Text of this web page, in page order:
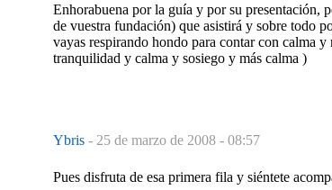
Enhorabuena por la guía y por su presentación,
de vuestra fundación) que asistirá y sobre todo
vayas respirando hondo para contar con calma
tranquilidad y calma y sosiego y más calma )
Ybris - 25 de marzo de 2008 - 08:57
Pues disfruta de esa primera fila y siéntete